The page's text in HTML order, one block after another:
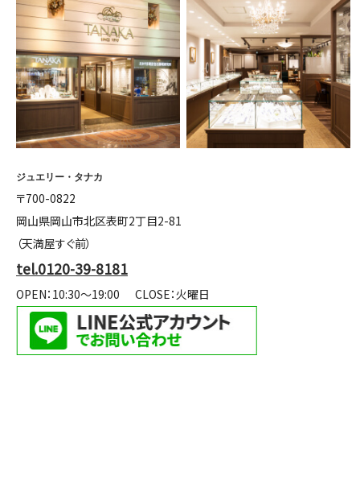
ジュエリー・タナカ
〒700-0822
岡山県岡山市北区表町2丁目2-81
（天満屋すぐ前）
tel.0120-39-8181
OPEN：10:30～19:00 CLOSE：火曜日